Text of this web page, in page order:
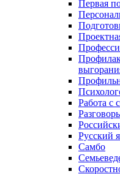
Первая
Работа с
Русский
Самбо